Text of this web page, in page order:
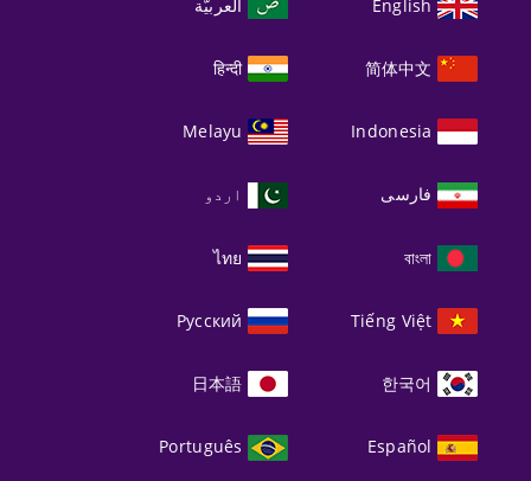
English العربيّة
简体中文
हिन्दी
Indonesia
Melayu
فارسی اردو
বাংলা
ไทย
Tiếng Việt
Русский
한국어
日本語
Español
Português